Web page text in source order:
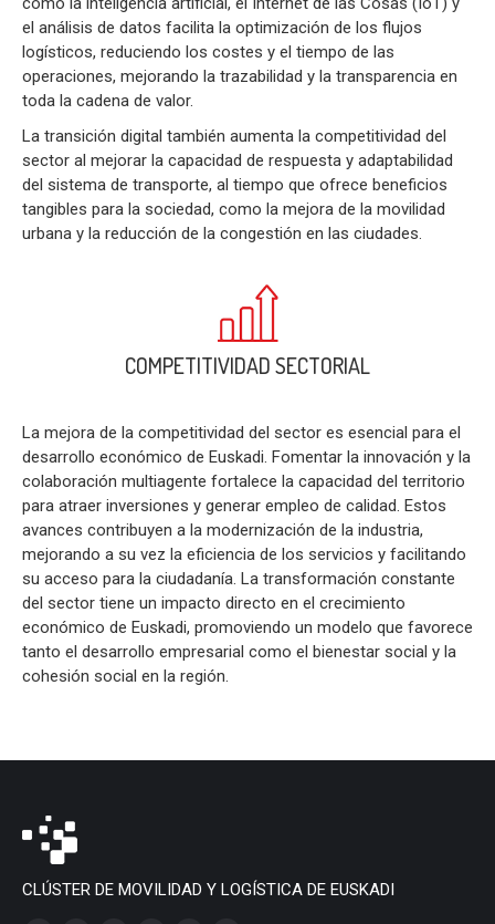
el análisis de datos facilita la optimización de los flujos
logísticos, reduciendo los costes y el tiempo de las
operaciones, mejorando la trazabilidad y la transparencia en
toda la cadena de valor.
La transición digital también aumenta la competitividad del
sector al mejorar la capacidad de respuesta y adaptabilidad
del sistema de transporte, al tiempo que ofrece beneficios
tangibles para la sociedad, como la mejora de la movilidad
urbana y la reducción de la congestión en las ciudades.
COMPETITIVIDAD SECTORIAL
La mejora de la competitividad del sector es esencial para el
desarrollo económico de Euskadi. Fomentar la innovación y la
colaboración multiagente fortalece la capacidad del territorio
para atraer inversiones y generar empleo de calidad. Estos
avances contribuyen a la modernización de la industria,
mejorando a su vez la eficiencia de los servicios y facilitando
su acceso para la ciudadanía. La transformación constante
del sector tiene un impacto directo en el crecimiento
económico de Euskadi, promoviendo un modelo que favorece
tanto el desarrollo empresarial como el bienestar social y la
cohesión social en la región.
CLÚSTER DE MOVILIDAD Y LOGÍSTICA DE EUSKADI